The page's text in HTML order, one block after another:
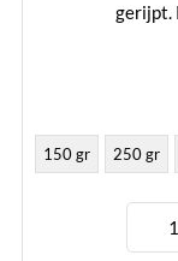
gerijpt.
150 gr 250 gr